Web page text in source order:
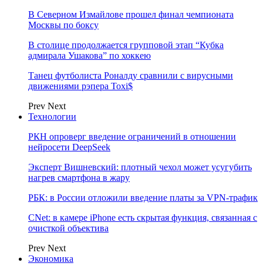
В Северном Измайлове прошел финал чемпионата
Москвы по боксу
В столице продолжается групповой этап “Кубка
адмирала Ушакова” по хоккею
Танец футболиста Роналду сравнили с вирусными
движениями рэпера Toxi$
Prev Next
Технологии
РКН опроверг введение ограничений в отношении
нейросети DeepSeek
Эксперт Вишневский: плотный чехол может усугубить
нагрев смартфона в жару
РБК: в России отложили введение платы за VPN-трафик
CNet: в камере iPhone есть скрытая функция, связанная с
очисткой объектива
Prev Next
Экономика